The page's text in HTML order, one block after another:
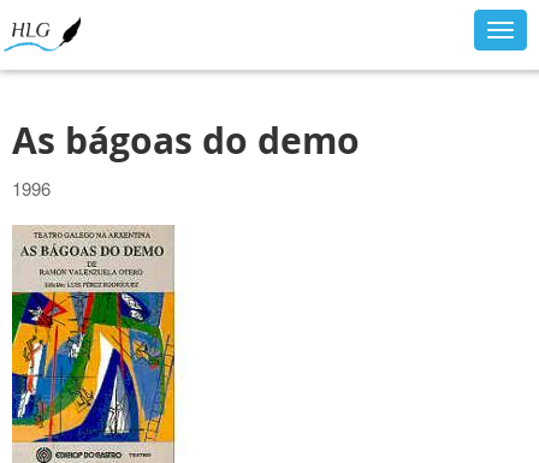
As bágoas do demo
1996